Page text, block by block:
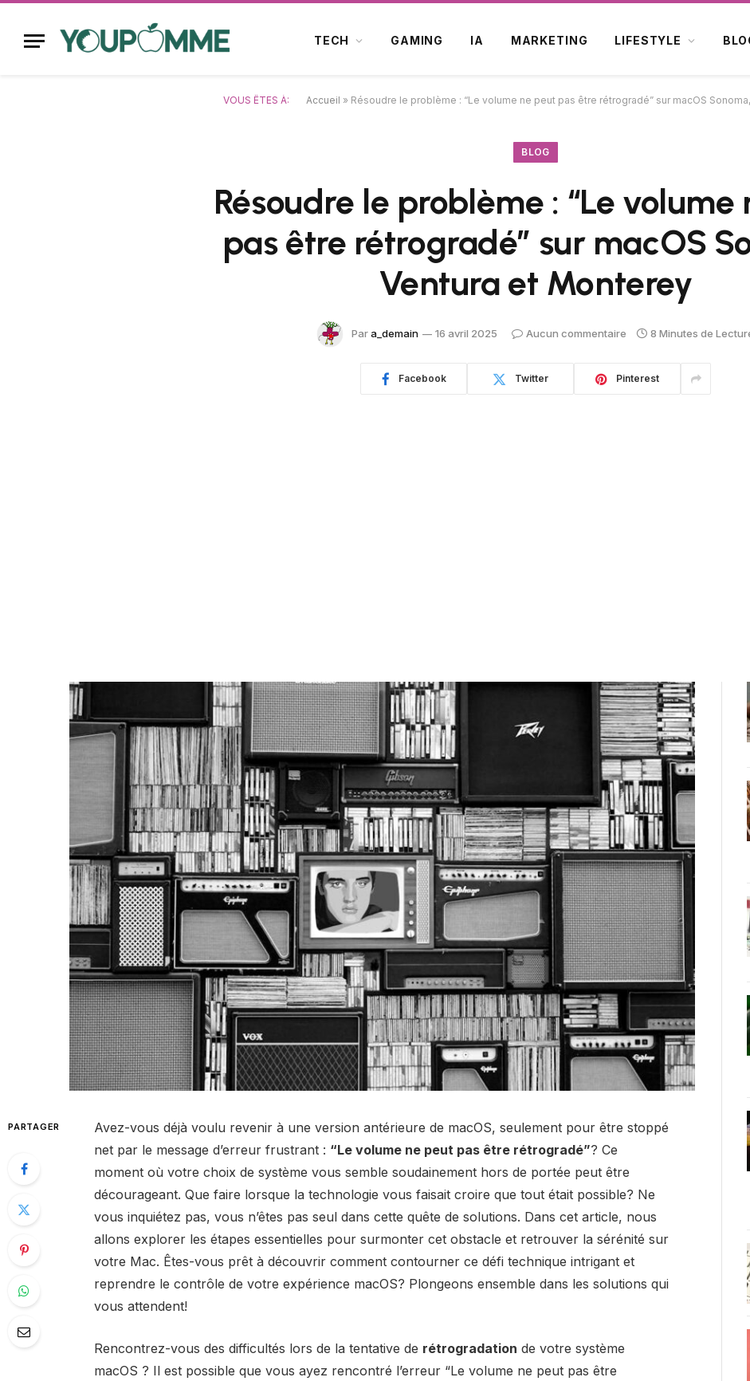
TECH GAMING IA MARKETING LIFESTYLE
VOUS ÊTES À: Accueil » Résoudre le problème : “Le volume ne peut pas être rétrogradé” sur macOS
BLOG
Résoudre le problème : “Le volume
pas être rétrogradé” sur macOS
Ventura et Monterey
Para_demain 16 avril 2025 Aucun commentaire 8 Minutes de
Facebook Twitter Pinterest
PARTAGER
Avez-vous déjà voulu revenir à une version antérieure de macOS, seulement pour être stoppé
net par le message d’erreur frustrant : “Le volume ne peut pas être rétrogradé”? Ce
moment où votre choix de système vous semble soudainement hors de portée peut être
décourageant. Que faire lorsque la technologie vous faisait croire que tout était possible? Ne
vous inquiétez pas, vous n’êtes pas seul dans cette quête de solutions. Dans cet article, nous
allons explorer les étapes essentielles pour surmonter cet obstacle et retrouver la sérénité sur
votre Mac. Êtes-vous prêt à découvrir comment contourner ce défi technique intrigant et
reprendre le contrôle de votre expérience macOS? Plongeons ensemble dans les solutions qui
vous attendent!
Rencontrez-vous des difficultés lors de la tentative de rétrogradation de votre système
macOS ? Il est possible que vous ayez rencontré l’erreur “Le volume ne peut pas être